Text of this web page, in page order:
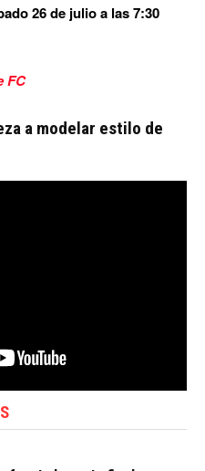
26 de julio a las 7:30
FC
a modelar estilo de